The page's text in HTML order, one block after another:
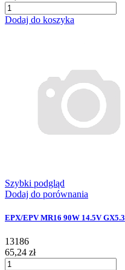
Dodaj do koszyka
Szybki podgląd
Dodaj do porównania
EPX/EPV MR16 90W 14.5V GX5.3
13186
65,24 zł